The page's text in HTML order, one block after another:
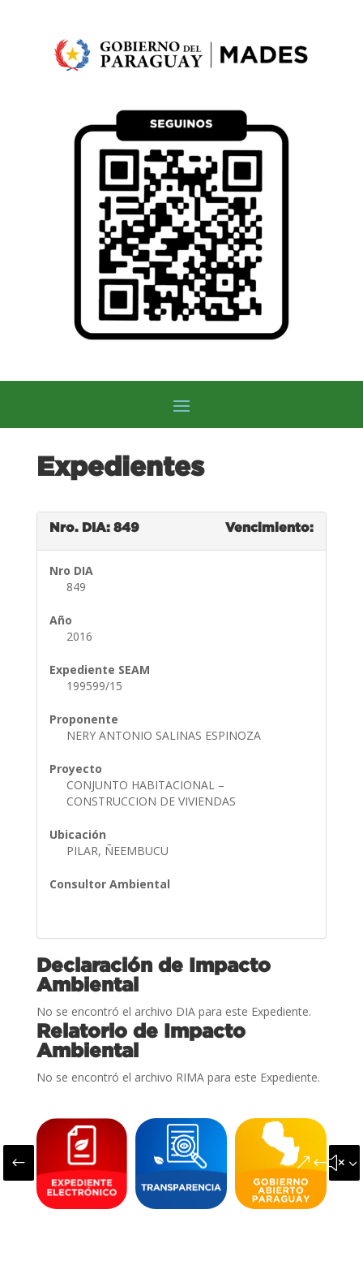
Expedientes
Nro. DIA: 849 Vencimiento:
Nro DIA
849
Año
2016
Expediente SEAM
199599/15
Proponente
NERY ANTONIO SALINAS ESPINOZA
Proyecto
CONJUNTO HABITACIONAL –
CONSTRUCCION DE VIVIENDAS
Ubicación
PILAR, ÑEEMBUCU
Consultor Ambiental
Declaración de Impacto
Ambiental
No se encontró el archivo DIA para este Expediente.
Relatorio de Impacto
Ambiental
No se encontró el archivo RIMA para este Expediente.
#